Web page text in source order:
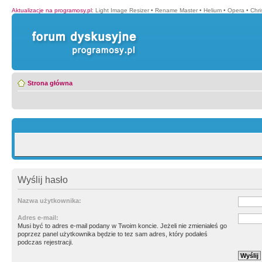
Aktualizacje na programosy.pl: Light Image Resizer • Rename Master • Helium • Opera •
Strona główna
Wyślij hasło
Nazwa użytkownika:
Adres e-mail:
Musi być to adres e-mail podany w Twoim koncie. Jeżeli nie zmieniałeś go
poprzez panel użytkownika będzie to tez sam adres, który podałeś
podczas rejestracji.